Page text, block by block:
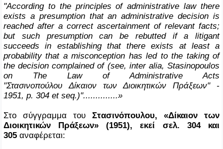
"According to the principles of administrative law there
exists a presumption that an administrative decision is
reached after a correct ascertainment of relevant facts;
but such presumption can be rebutted if a litigant
succeeds in establishing that there exists at least a
probability that a misconception has led to the taking of
the decision complained of (see, inter alia, Stasinopoulos
on The Law of Administrative Acts
"Στασινοπούλου Δίκαιον των Διοικητικών Πράξεων" -
1951, p. 304 et seq.)"..............»
Στο σύγγραμμα του Στασινόπουλου, «Δίκαιον των
Διοικητικών Πράξεων» (1951), εκεί σελ. 304 και
305 αναφέρεται: